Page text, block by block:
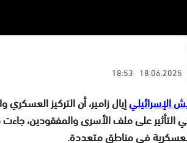
18.06.2025
18:53
الإسرائيليإيال زامير، أن التركيز
التأثير على ملف الأسرى والمفقودين،
في مناطق متعددة.